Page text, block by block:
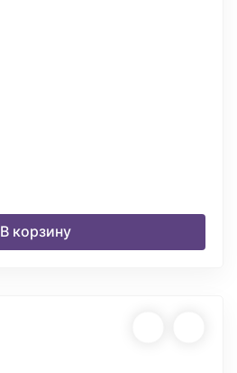
В корзину